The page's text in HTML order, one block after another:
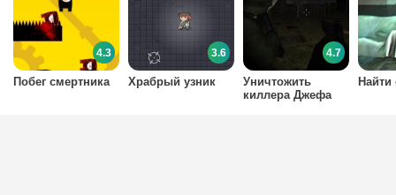
Уничтожить
киллера Джефа
4.7
Найти
Побег смертника
4.3
Храбрый узник
3.6